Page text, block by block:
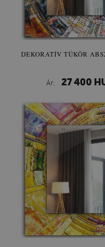
DEKORATÍV TÜKÖR
Ár: 27 400